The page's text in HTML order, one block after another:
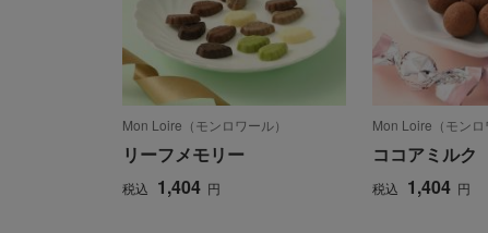
Mon Loire（モンロワール）
リーフメモリー
税込 1,404 円
Mon Loire（モンロ
ココアミルク
税込 1,404 円